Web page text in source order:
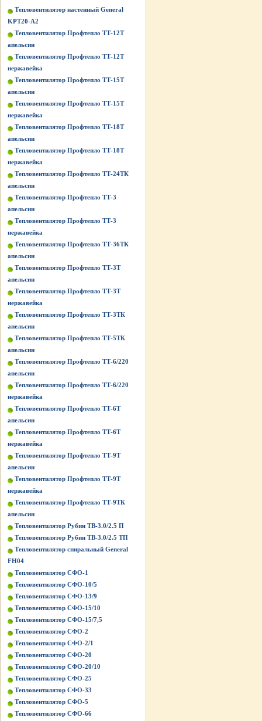
Тепловентилятор настенный General
KPT20-A2
Тепловентилятор Профтепло ТТ-12Т
апельсин
Тепловентилятор Профтепло ТТ-12Т
нержавейка
Тепловентилятор Профтепло ТТ-15Т
апельсин
Тепловентилятор Профтепло ТТ-15Т
нержавейка
Тепловентилятор Профтепло ТТ-18Т
апельсин
Тепловентилятор Профтепло ТТ-18Т
нержавейка
Тепловентилятор Профтепло ТТ-24ТК
апельсин
Тепловентилятор Профтепло ТТ-3
апельсин
Тепловентилятор Профтепло ТТ-3
нержавейка
Тепловентилятор Профтепло ТТ-36ТК
апельсин
Тепловентилятор Профтепло ТТ-3Т
апельсин
Тепловентилятор Профтепло ТТ-3Т
нержавейка
Тепловентилятор Профтепло ТТ-3ТК
апельсин
Тепловентилятор Профтепло ТТ-5ТК
апельсин
Тепловентилятор Профтепло ТТ-6/220
апельсин
Тепловентилятор Профтепло ТТ-6/220
нержавейка
Тепловентилятор Профтепло ТТ-6Т
апельсин
Тепловентилятор Профтепло ТТ-6Т
нержавейка
Тепловентилятор Профтепло ТТ-9Т
апельсин
Тепловентилятор Профтепло ТТ-9Т
нержавейка
Тепловентилятор Профтепло ТТ-9ТК
апельсин
Тепловентилятор Рубин ТВ-3.0/2.5 П
Тепловентилятор Рубин ТВ-3.0/2.5 ТП
Тепловентилятор спиральный General
FH04
Тепловентилятор СФО-1
Тепловентилятор СФО-10/5
Тепловентилятор СФО-13/9
Тепловентилятор СФО-15/10
Тепловентилятор СФО-15/7,5
Тепловентилятор СФО-2
Тепловентилятор СФО-2/1
Тепловентилятор СФО-20
Тепловентилятор СФО-20/10
Тепловентилятор СФО-25
Тепловентилятор СФО-33
Тепловентилятор СФО-5
Тепловентилятор СФО-66